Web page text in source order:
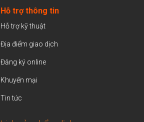
Hỗ trợ thông tin
Hỗ trợ kỹ thuật
Địa điểm giao dịch
Đăng ký online
Khuyến mại
Tin tức